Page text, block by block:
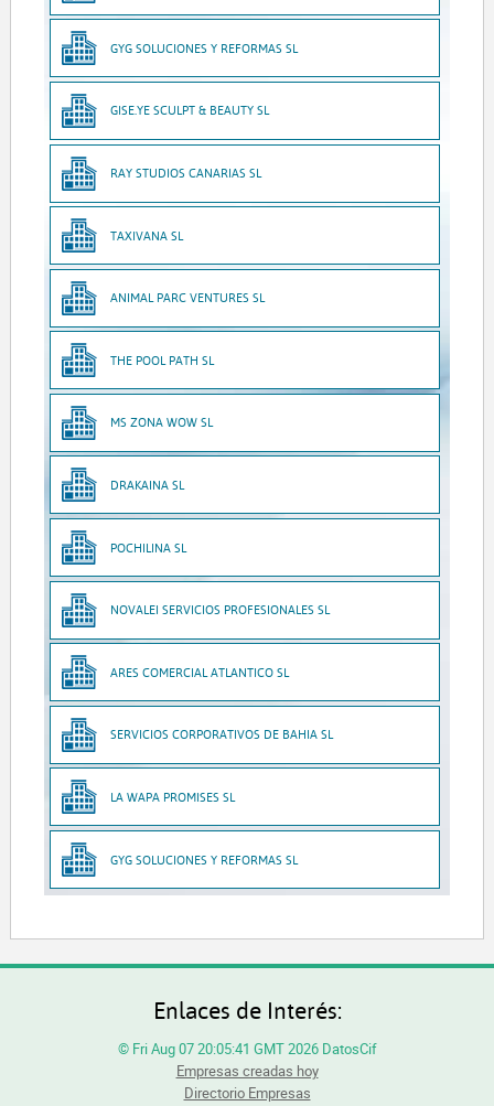
GYG SOLUCIONES Y REFORMAS SL
GISE.YE SCULPT & BEAUTY SL
RAY STUDIOS CANARIAS SL
TAXIVANA SL
ANIMAL PARC VENTURES SL
THE POOL PATH SL
MS ZONA WOW SL
DRAKAINA SL
POCHILINA SL
NOVALEI SERVICIOS PROFESIONALES SL
ARES COMERCIAL ATLANTICO SL
SERVICIOS CORPORATIVOS DE BAHIA SL
LA WAPA PROMISES SL
GYG SOLUCIONES Y REFORMAS SL
Enlaces de Interés:
© Fri Aug 07 20:05:41 GMT 2026 DatosCif
Empresas creadas hoy
Directorio Empresas